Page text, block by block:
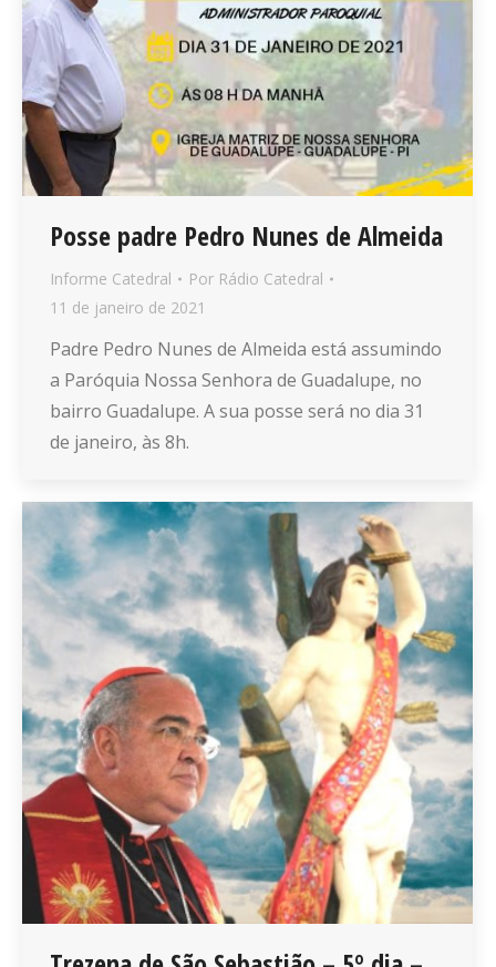
Posse padre Pedro Nunes de Almeida
Informe Catedral Por Rádio Catedral
11 de janeiro de 2021
Padre Pedro Nunes de Almeida está assumindo
a Paróquia Nossa Senhora de Guadalupe, no
bairro Guadalupe. A sua posse será no dia 31
de janeiro, às 8h.